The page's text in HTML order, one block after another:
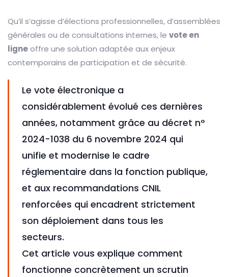
Qu’il s’agisse d’élections professionnelles, d’assemblées
générales ou de consultations internes, le vote en
ligneoffre une solution adaptée aux enjeux
contemporains de participation et de sécurité.
Le vote électronique a
considérablement évolué ces dernières
années, notamment grâce au décret n°
2024-1038 du 6 novembre 2024 qui
unifie et modernise le cadre
réglementaire dans la fonction publique,
et aux recommandations CNIL
renforcées qui encadrent strictement
son déploiement dans tous les
secteurs.
Cet article vous explique comment
fonctionne concrètement un scrutin